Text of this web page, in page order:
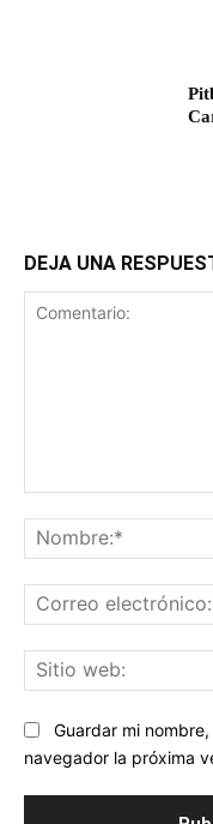
DEJA UNA
Guardar mi
navegador la próxima